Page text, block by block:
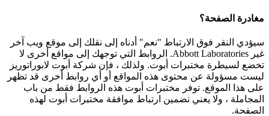
مغادرة الصفحة؟
سيؤدي النقر فوق الارتباط "نعم" أدناه إلى نقلك إلى موقع ويب آخر
غير Abbott Laboratories. الروابط التي توجهك إلى مواقع أخرى لا
تخضع لسيطرة مختبرات أبوت. ولذلك ، فإن شركة أبوت لابوراتوريز
ليست مسؤولة عن محتوى هذه المواقع أو أي روابط أخرى قد تظهر
على هذا الموقع. توفر مختبرات أبوت هذه الروابط فقط من باب
المجاملة ، ولا يعني تضمين ارتباط موافقة مختبرات أبوت لهذه
الصفحة.